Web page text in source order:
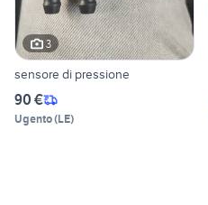
3
sensore di pressione
90 €
Ugento(LE)